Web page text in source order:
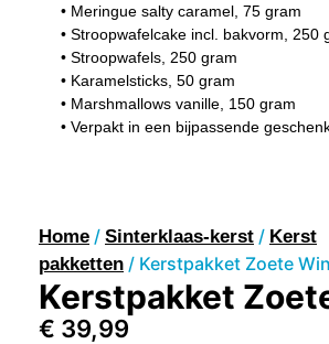
• Meringue salty caramel, 75 gram
• Stroopwafelcake incl. bakvorm, 250
• Stroopwafels, 250 gram
• Karamelsticks, 50 gram
• Marshmallows vanille, 150 gram
• Verpakt in een bijpassende
Home / Sinterklaas-kerst / Kerst
pakketten / Kerstpakket Zoete
Kerstpakket
€ 39,99